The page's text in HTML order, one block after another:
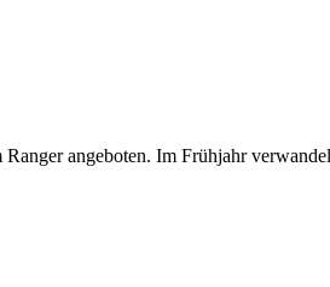
angeboten. Im Frühjahr